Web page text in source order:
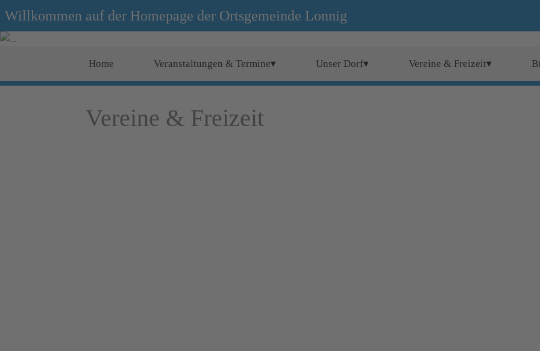
Willkommen auf der Homepage der Ortsgemeinde Lonnig
Home Veranstaltungen & Termine▾ Unser Dorf▾ Vereine & Freizeit▾
Vereine & Freizeit